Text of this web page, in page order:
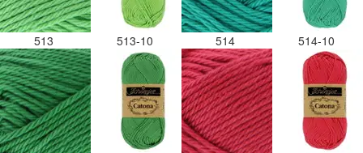
513 513-10 514 514-10